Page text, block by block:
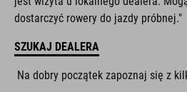
dostarczyć rowery do jazdy próbnej."
SZUKAJ DEALERA
Na dobry początek zapoznaj się z